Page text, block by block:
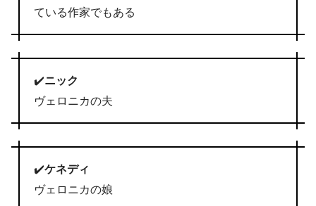
ている作家でもある
✔️ニック
ヴェロニカの夫
✔️ケネディ
ヴェロニカの娘